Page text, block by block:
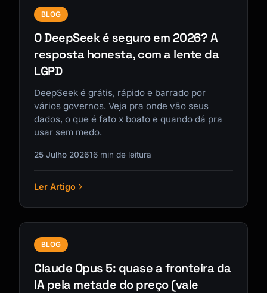
BLOG
O DeepSeek é seguro em 2026? A
resposta honesta, com a lente da
LGPD
DeepSeek é grátis, rápido e barrado por
vários governos. Veja pra onde vão seus
dados, o que é fato x boato e quando dá pra
usar sem medo.
25 Julho 202616 min de leitura
Ler Artigo
BLOG
Claude Opus 5: quase a fronteira da
IA pela metade do preço (vale